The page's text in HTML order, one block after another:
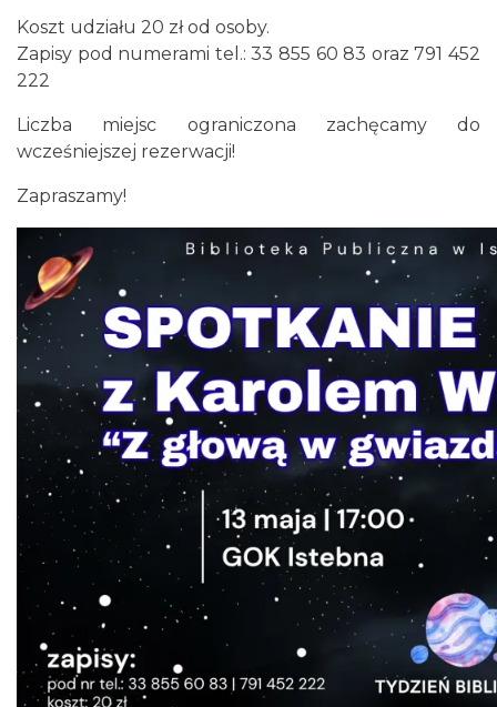
Robimy budki dla ptaków - zajęcia
Istebna
1.04 km
Jak czytać las
Istebna
2026-08-25
1.08 km
III Ogólnopolski Festiwal Folkloru
Dziecięcego „ Jaworowy Listek”
Istebna
2026-09-19
1.18 km
Koszt udziału 20 zł od osoby.
Zapisy pod numerami tel.: 33 855 60 83 oraz 791 452
222
Liczba miejsc ograniczona zachęcamy do
wcześniejszej rezerwacji!
Zapraszamy!